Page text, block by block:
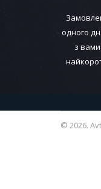
одного
з
© 2026.